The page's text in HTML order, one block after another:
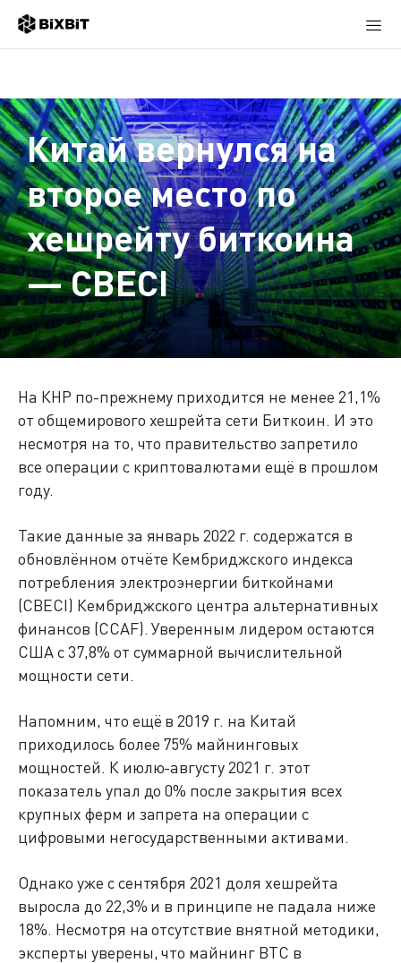
Китай вернулся на
второе место по
хешрейту биткоина
— CBECI
На КНР по-прежнему приходится не менее 21,1%
от общемирового хешрейта сети Биткоин. И это
несмотря на то, что правительство запретило
все операции с криптовалютами ещё в прошлом
году.
Такие данные за январь 2022 г. содержатся в
обновлённом отчёте Кембриджского индекса
потребления электроэнергии биткойнами
(CBECI) Кембриджского центра альтернативных
финансов (CCAF). Уверенным лидером остаются
США с 37,8% от суммарной вычислительной
мощности сети.
Напомним, что ещё в 2019 г. на Китай
приходилось более 75% майнинговых
мощностей. К июлю-августу 2021 г. этот
показатель упал до 0% после закрытия всех
крупных ферм и запрета на операции с
цифровыми негосударственными активами.
Однако уже с сентября 2021 доля хешрейта
выросла до 22,3% и в принципе не падала ниже
18%. Несмотря на отсутствие внятной методики,
эксперты уверены, что майнинг BTC в